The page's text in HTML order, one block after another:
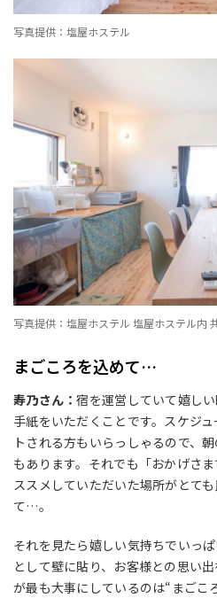
写真提供：塩屋ホステル
写真提供：塩屋ホステル 塩屋ホステル内
まごころを込めて…
寿乃さん：宿を運営していて嬉し
手紙をいただくことです。スケジ
トされる方もいらっしゃるので、
もあります。それでも「おかげさ
ススメしていただいた場所がとて
て …。
それを見たら嬉しい気持ちでいっ
として壁に貼り、お客様との思い
が最も大事にしているのは“まごこ